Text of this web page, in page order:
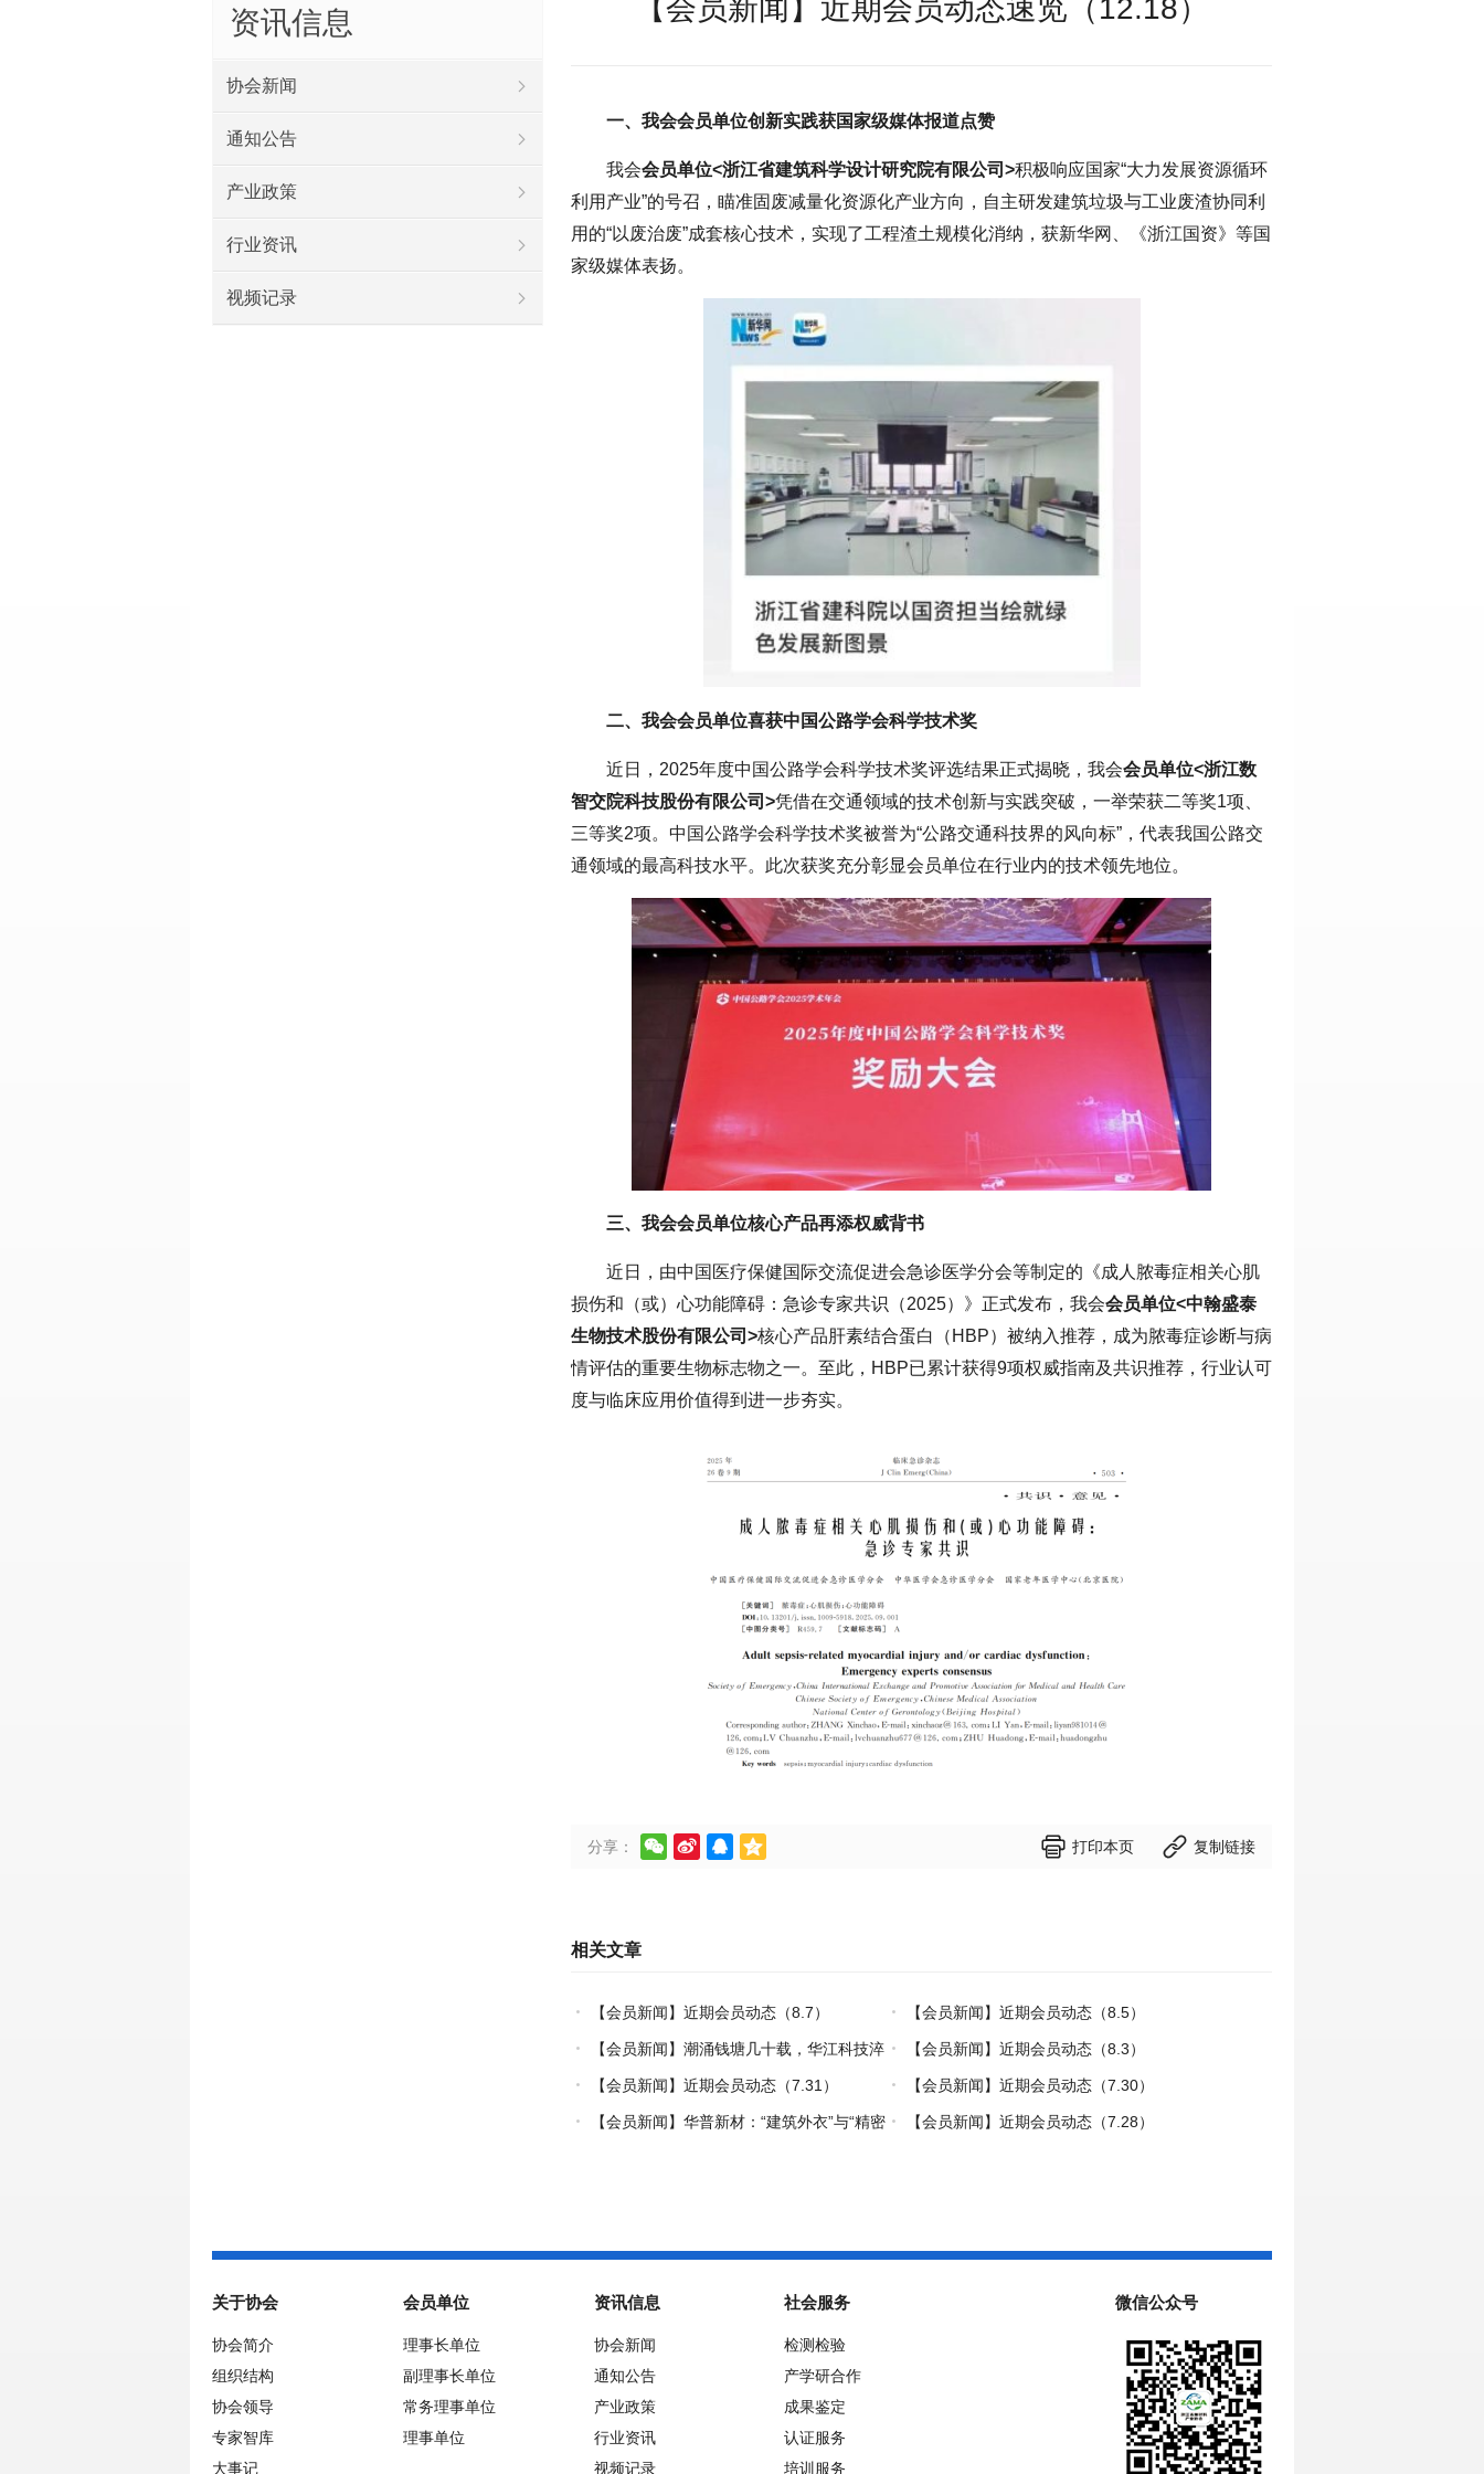
【会员新闻】近期会员动态速览（12.18）
一、我会会员单位创新实践获国家级媒体报道点赞
我会会员单位<浙江省建筑科学设计研究院有限公司>积极响应国家“大力发展资源循环
利用产业”的号召，瞄准固废减量化资源化产业方向，自主研发建筑垃圾与工业废渣协同利
用的“以废治废”成套核心技术，实现了工程渣土规模化消纳，获新华网、《浙江国资》等国
家级媒体表扬。
二、我会会员单位喜获中国公路学会科学技术奖
近日，2025年度中国公路学会科学技术奖评选结果正式揭晓，我会会员单位<浙江数
智交院科技股份有限公司>凭借在交通领域的技术创新与实践突破，一举荣获二等奖1项、
三等奖2项。中国公路学会科学技术奖被誉为“公路交通科技界的风向标”，代表我国公路交
通领域的最高科技水平。此次获奖充分彰显会员单位在行业内的技术领先地位。
三、我会会员单位核心产品再添权威背书
近日，由中国医疗保健国际交流促进会急诊医学分会等制定的《成人脓毒症相关心肌
损伤和（或）心功能障碍：急诊专家共识（2025）》正式发布，我会会员单位<中翰盛泰
生物技术股份有限公司>核心产品肝素结合蛋白（HBP）被纳入推荐，成为脓毒症诊断与病
情评估的重要生物标志物之一。至此，HBP已累计获得9项权威指南及共识推荐，行业认可
度与临床应用价值得到进一步夯实。
分享：      打印本页  复制链接
相关文章
【会员新闻】近期会员动态（8.7） 【会员新闻】近期会员动态（8.5）
【会员新闻】潮涌钱塘几十载，华江科技淬
炼热塑复材中国力量
【会员新闻】近期会员动态（8.3）
【会员新闻】近期会员动态（7.31） 【会员新闻】近期会员动态（7.30）
【会员新闻】华普新材：“建筑外衣”与“精密
【会员新闻】近期会员动态（7.28）
资讯信息
协会新闻
通知公告
产业政策
行业资讯
视频记录
关于协会
协会简介
组织结构
协会领导
专家智库
大事记
会员单位
理事长单位
副理事长单位
常务理事单位
理事单位
资讯信息
协会新闻
通知公告
产业政策
行业资讯
视频记录
社会服务
检测检验
产学研合作
成果鉴定
认证服务
培训服务
微信公众号